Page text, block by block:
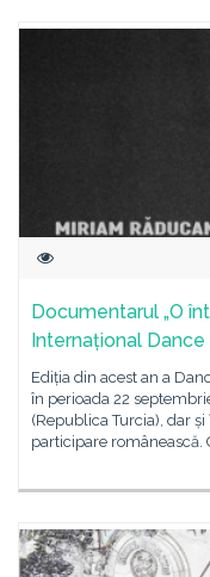
Documentarul „O
Internațional
Ediția din acest an a
în perioada 22
(Republica Turcia), dar
participare